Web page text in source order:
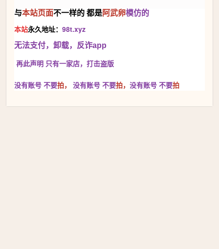
与本站页面不一样的 都是阿武卵模仿的
本站永久地址： 98t.xyz
无法支付，卸载，反诈app
再此声明 只有一家店， 打击盗版
没有账号 不要拍， 没有账号 不要拍， 没有账号 不要拍